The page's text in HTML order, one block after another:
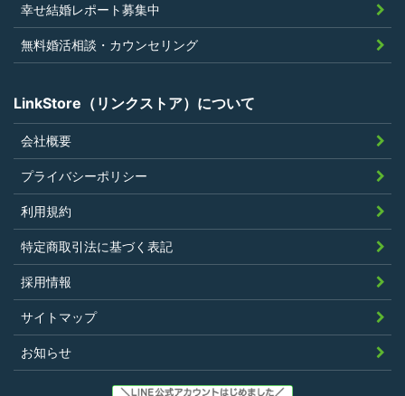
幸せ結婚レポート募集中
無料婚活相談・カウンセリング
LinkStore（リンクストア）について
会社概要
プライバシーポリシー
利用規約
特定商取引法に基づく表記
採用情報
サイトマップ
お知らせ